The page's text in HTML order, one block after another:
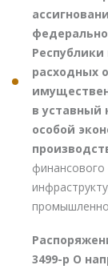
расходных
в уставный
особой
финансового
3499-р О